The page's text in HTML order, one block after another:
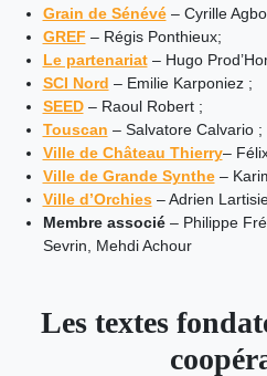
Grain de Sénévé– Cyrille
GREF – Régis Ponthieux;
Le partenariat– Hugo
SCI Nord – Emilie Karponiez ;
SEED– Raoul Robert ;
Touscan – Salvatore Calvario ;
Ville de Château Thierry–
Ville de Grande Synthe–
Ville d’Orchies– Adrien
Membre associé– Philippe
Sevrin, Mehdi Achour
Les textes